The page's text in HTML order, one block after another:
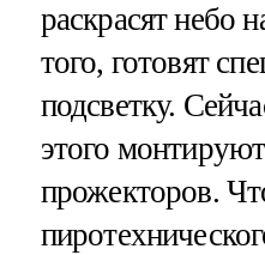
раскрасят небо
того, готовят
подсветку.
этого
прожекторов.